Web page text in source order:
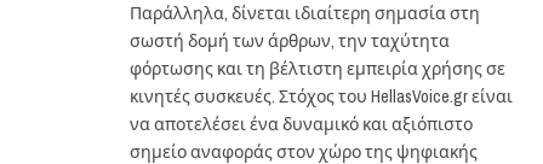
Παράλληλα, δίνεται ιδιαίτερη σημασία στη
σωστή δομή των άρθρων, την ταχύτητα
φόρτωσης και τη βέλτιστη εμπειρία χρήσης σε
κινητές συσκευές. Στόχος του HellasVoice.gr είναι
να αποτελέσει ένα δυναμικό και αξιόπιστο
σημείο αναφοράς στον χώρο της ψηφιακής